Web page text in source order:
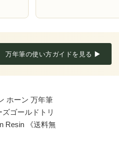
万年筆の使い方ガイドを見る ▶
ホーン 万年筆
ゴールドトリ
Resin 《送料無